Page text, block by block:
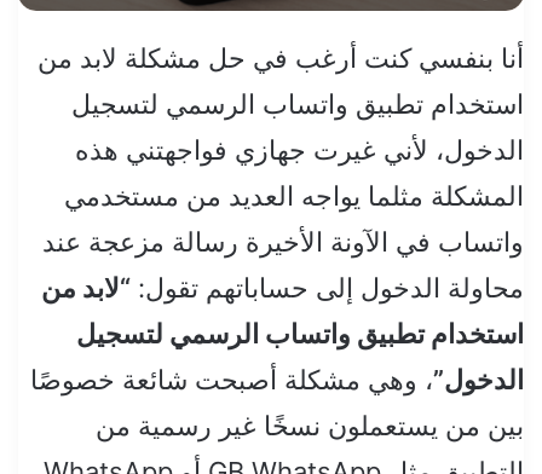
أنا بنفسي كنت أرغب في حل مشكلة لابد من
استخدام تطبيق واتساب الرسمي لتسجيل
الدخول، لأني غيرت جهازي فواجهتني هذه
المشكلة مثلما يواجه العديد من مستخدمي
واتساب في الآونة الأخيرة رسالة مزعجة عند
محاولة الدخول إلى حساباتهم تقول: “لابد من
استخدام تطبيق واتساب الرسمي لتسجيل
الدخول”، وهي مشكلة أصبحت شائعة خصوصًا
بين من يستعملون نسخًا غير رسمية من